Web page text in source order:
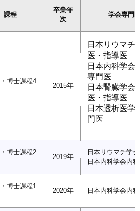
課程
卒業年
次
学会専門
博士課程4
2015年
日本リウマチ
医・指導医
日本内科学会
専門医
日本腎臓学会
医・指導医
日本透析医学
門医
博士課程2
2019年
日本リウマチ学
日本内科学会内
博士課程1
2020年 日本内科学会内